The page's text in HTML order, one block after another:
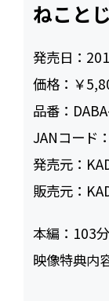
ねこと
発売日：
価格： ￥
品番：
JANコード
発売元：
販売元：
本編： 103
映像特典内